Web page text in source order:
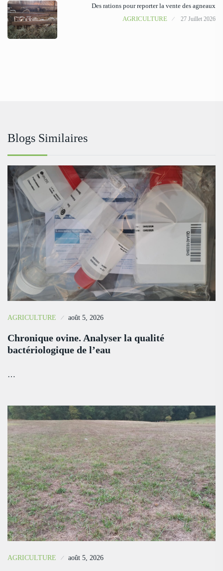
Des rations pour reporter la vente des agneaux
AGRICULTURE
27 Juillet 2026
Blogs Similaires
AGRICULTURE août 5, 2026
Chronique ovine. Analyser la qualité
bactériologique de l’eau
…
AGRICULTURE août 5, 2026